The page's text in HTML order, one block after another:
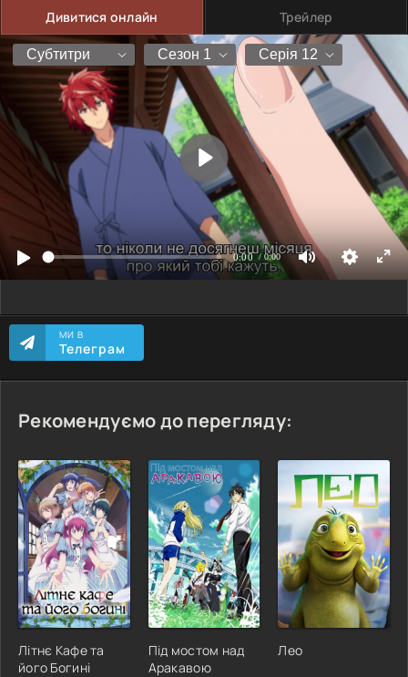
Дивитися онлайн Трейлер
МИ В
Телеграм
Рекомендуємо до перегляду:
Літнє Кафе та
його Богині
Під мостом над
Аракавою
Лео